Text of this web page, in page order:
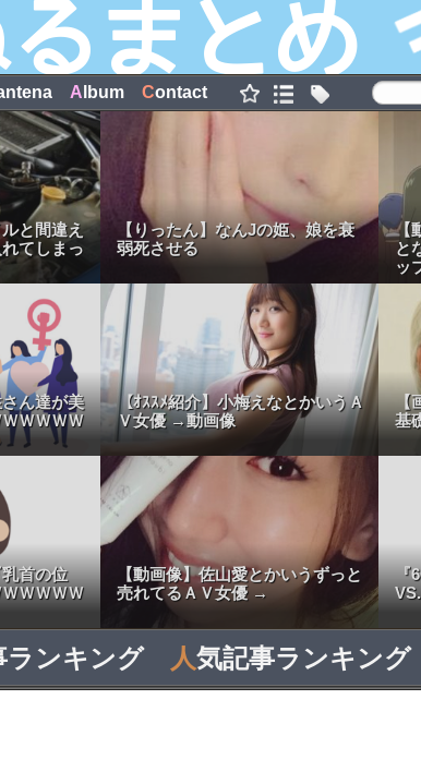
A lbum Contact
と間違え
てしまっ
【りったん】なんJの姫、娘を衰
弱死させる
【
と
ッ
ん達が美
ＷＷＷＷ
【ｵｽｽﾒ紹介】小梅えなとかいうＡ
Ｖ女優 →動画像
基
首の位
ＷＷＷＷ
【動画像】佐山愛とかいうずっと
売れてるＡＶ女優 →
『
ランキング 人気記事ランキング